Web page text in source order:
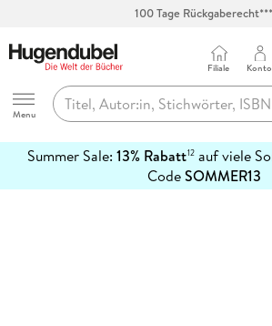
100 Tage Rückgaberecht***
Hugendubel
Menu
Filiale Konto
Summer Sale: 13% Rabatt12auf viele
CodeSOMMER13
erfahren